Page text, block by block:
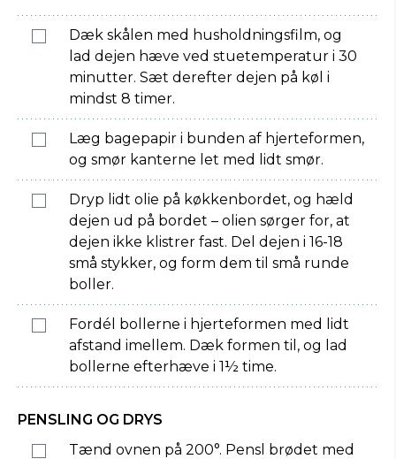
Dæk skålen med husholdningsfilm, og
lad dejen hæve ved stuetemperatur i 30
minutter. Sæt derefter dejen på køl i
mindst 8 timer.
Læg bagepapir i bunden af hjerteformen,
og smør kanterne let med lidt smør.
Dryp lidt olie på køkkenbordet, og hæld
dejen ud på bordet – olien sørger for, at
dejen ikke klistrer fast. Del dejen i 16-18
små stykker, og form dem til små runde
boller.
Fordél bollerne i hjerteformen med lidt
afstand imellem. Dæk formen til, og lad
bollerne efterhæve i 1½ time.
PENSLING OG DRYS
Tænd ovnen på 200°. Pensl brødet med